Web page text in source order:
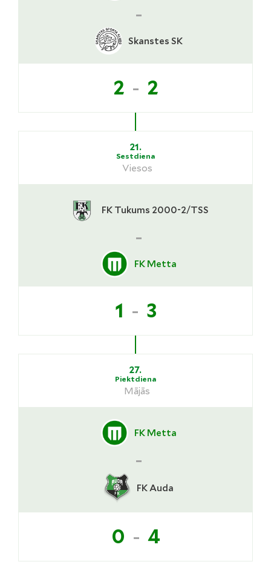
-
Skanstes SK
2 - 2
21.
Sestdiena
Viesos
FK Tukums 2000-2/TSS
-
FK Metta
1 - 3
27.
Piektdiena
Mājās
FK Metta
-
FK Auda
0 - 4